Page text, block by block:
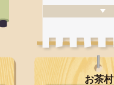
お茶村